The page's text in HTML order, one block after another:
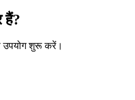
हैं?
उपयोग शुरू करें।